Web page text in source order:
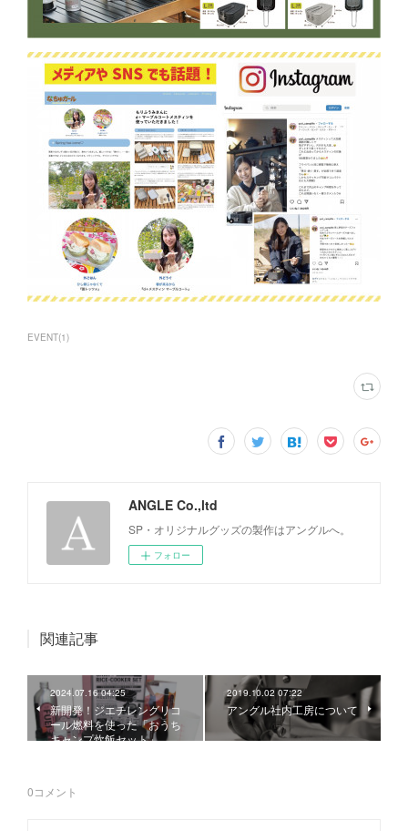
EVENT(1)
ANGLE Co.,ltd
SP・オリジナルグッズの製作はアングルへ。
フォロー
関連記事
2024.07.16 04:25
新開発！ジエチレングリコ
ール燃料を使った「おうち
キャンプ炊飯セット」
2019.10.02 07:22
アングル社内工房について
0コメント